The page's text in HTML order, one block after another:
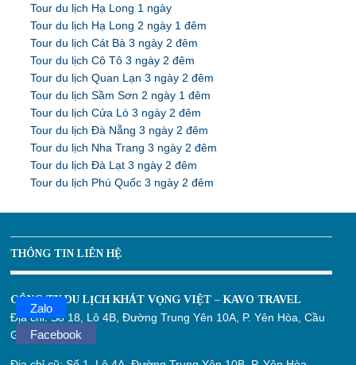
Tour du lịch Hạ Long 1 ngày
Tour du lịch Hạ Long 2 ngày 1 đêm
Tour du lịch Cát Bà 3 ngày 2 đêm
Tour du lịch Cô Tô 3 ngày 2 đêm
Tour du lịch Quan Lạn 3 ngày 2 đêm
Tour du lịch Sầm Sơn 2 ngày 1 đêm
Tour du lịch Cửa Lò 3 ngày 2 đêm
Tour du lịch Đà Nẵng 3 ngày 2 đêm
Tour du lịch Nha Trang 3 ngày 2 đêm
Tour du lịch Đà Lạt 3 ngày 2 đêm
Tour du lịch Phú Quốc 3 ngày 2 đêm
THÔNG TIN LIÊN HỆ
CÔNG TY DU LỊCH KHÁT VỌNG VIỆT – KAVO TRAVEL
Địa chỉ:Số 18, Lô 4B, Đường Trung Yên 10A, P. Yên Hòa, Cầu
Giấy, Hà Nội
Zalo
Facebook